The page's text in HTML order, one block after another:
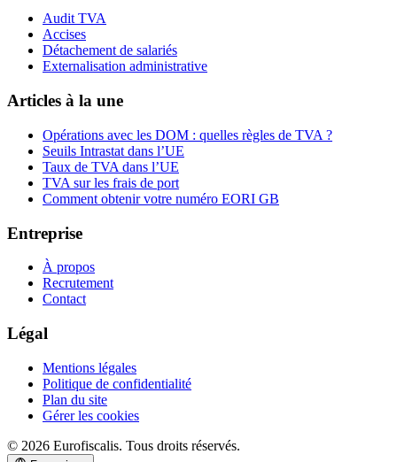
Audit TVA
Accises
Détachement de salariés
Externalisation administrative
Articles à la une
Opérations avec les DOM : quelles règles de TVA ?
Seuils Intrastat dans l’UE
Taux de TVA dans l’UE
TVA sur les frais de port
Comment obtenir votre numéro EORI GB
Entreprise
À propos
Recrutement
Contact
Légal
Mentions légales
Politique de confidentialité
Plan du site
Gérer les cookies
© 2026 Eurofiscalis. Tous droits réservés.